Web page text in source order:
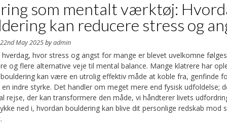
kombineret med følelsen af umiddelbar succes ved at
markant til at forbedre humøret.
på en farverig indendørs klatrevæg, illustrerer den
udfordring i klatresporten.
veje til mental balance gennem
findes der konkrete metoder til at forstærke
integrerer mentale øvelser som en fast del af deres
før klatring, brug af meditationsapps, eller visualisering
som mentalt værktøj:
kan reducere stress og
22nd May 2025byadmin
hverdag, hvor stress og angst for mange er blevet uvelkomne
og flere alternative veje til mental balance. Mange klatrere har
kan være en utrolig effektiv måde at koble fra, genfinde
indre styrke. Det handler om meget mere end fysisk udfoldelse;
rejse, der kan transformere den måde, vi håndterer livets
ned i, hvordan bouldering kan blive dit personlige redskab mod